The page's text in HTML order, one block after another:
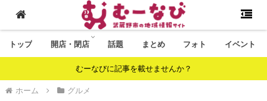
トップ 開店・閉店 話題 まとめ フォト イベント
むーなびに記事を載せませんか？
ホーム グルメ